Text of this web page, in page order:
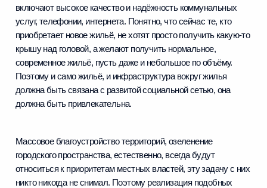
включают высокое качество и надёжность коммунальных
услуг, телефонии, интернета. Понятно, что сейчас те, кто
приобретает новое жильё, не хотят просто получить какую‑то
крышу над головой, а желают получить нормальное,
современное жильё, пусть даже и небольшое по объёму.
Поэтому и само жильё, и инфраструктура вокруг жилья
должна быть связана с развитой социальной сетью, она
должна быть привлекательна.
Массовое благоустройство территорий, озеленение
городского пространства, естественно, всегда будут
относиться к приоритетам местных властей, эту задачу с них
никто никогда не снимал. Поэтому реализация подобных